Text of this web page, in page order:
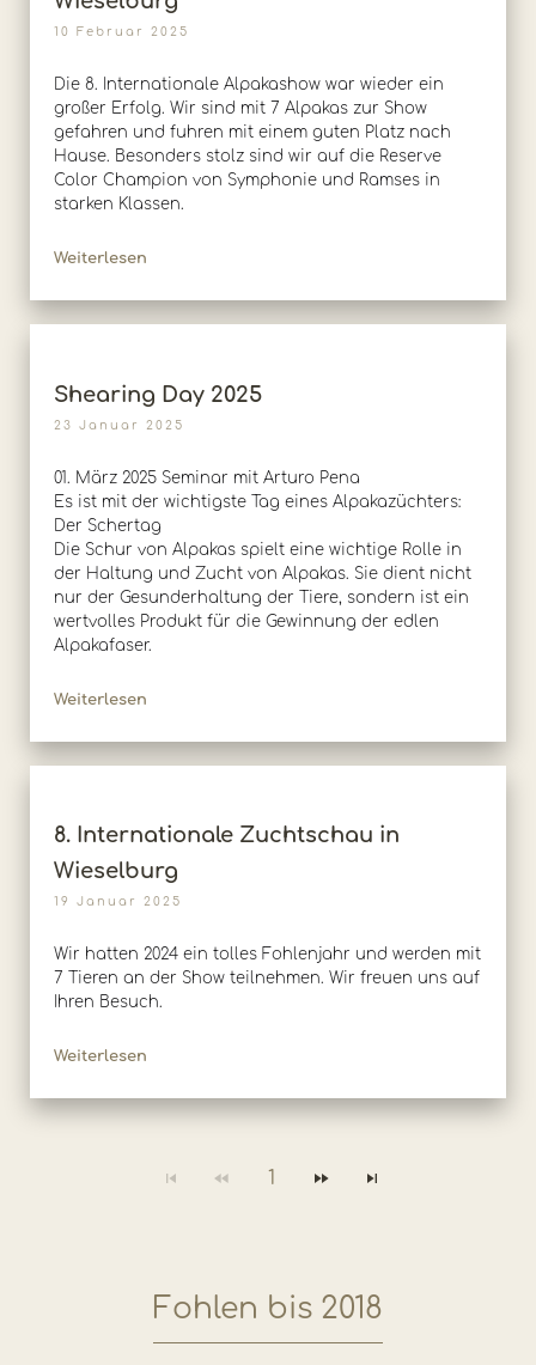
10 Februar 2025
Die 8. Internationale Alpakashow war wieder ein
großer Erfolg. Wir sind mit 7 Alpakas zur Show
gefahren und fuhren mit einem guten Platz nach
Hause. Besonders stolz sind wir auf die Reserve
Color Champion von Symphonie und Ramses in
starken Klassen.
Weiterlesen
Shearing Day 2025
23 Januar 2025
01. März 2025 Seminar mit Arturo Pena
Es ist mit der wichtigste Tag eines Alpakazüchters:
Der Schertag
Die Schur von Alpakas spielt eine wichtige Rolle in
der Haltung und Zucht von Alpakas. Sie dient nicht
nur der Gesunderhaltung der Tiere, sondern ist ein
wertvolles Produkt für die Gewinnung der edlen
Alpakafaser.
Weiterlesen
8. Internationale Zuchtschau in
Wieselburg
19 Januar 2025
Wir hatten 2024 ein tolles Fohlenjahr und werden mit
7 Tieren an der Show teilnehmen. Wir freuen uns auf
Ihren Besuch.
Weiterlesen
1
Fohlen bis 2018